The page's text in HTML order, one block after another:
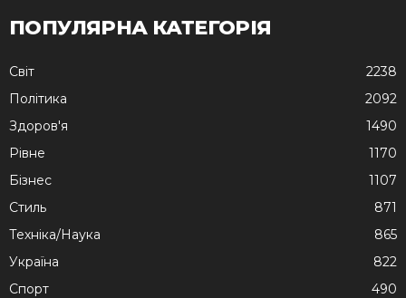
ПОПУЛЯРНА КАТЕГОРІЯ
Cвіт
2238
Політика
2092
Здоров'я
1490
Рівне
1170
Бізнес
1107
Стиль
871
Техніка/Наука
865
Україна
822
Спорт
490